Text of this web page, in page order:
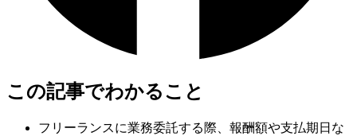
この記事でわかること
フリーランスに業務委託する際、報酬額や支払期日な